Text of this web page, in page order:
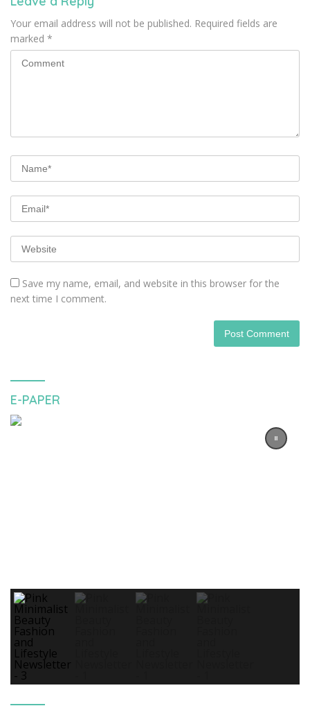
Your email address will not be published. Required fields are
marked *
Save my name, email, and website in this browser for the
next time I comment.
E-PAPER